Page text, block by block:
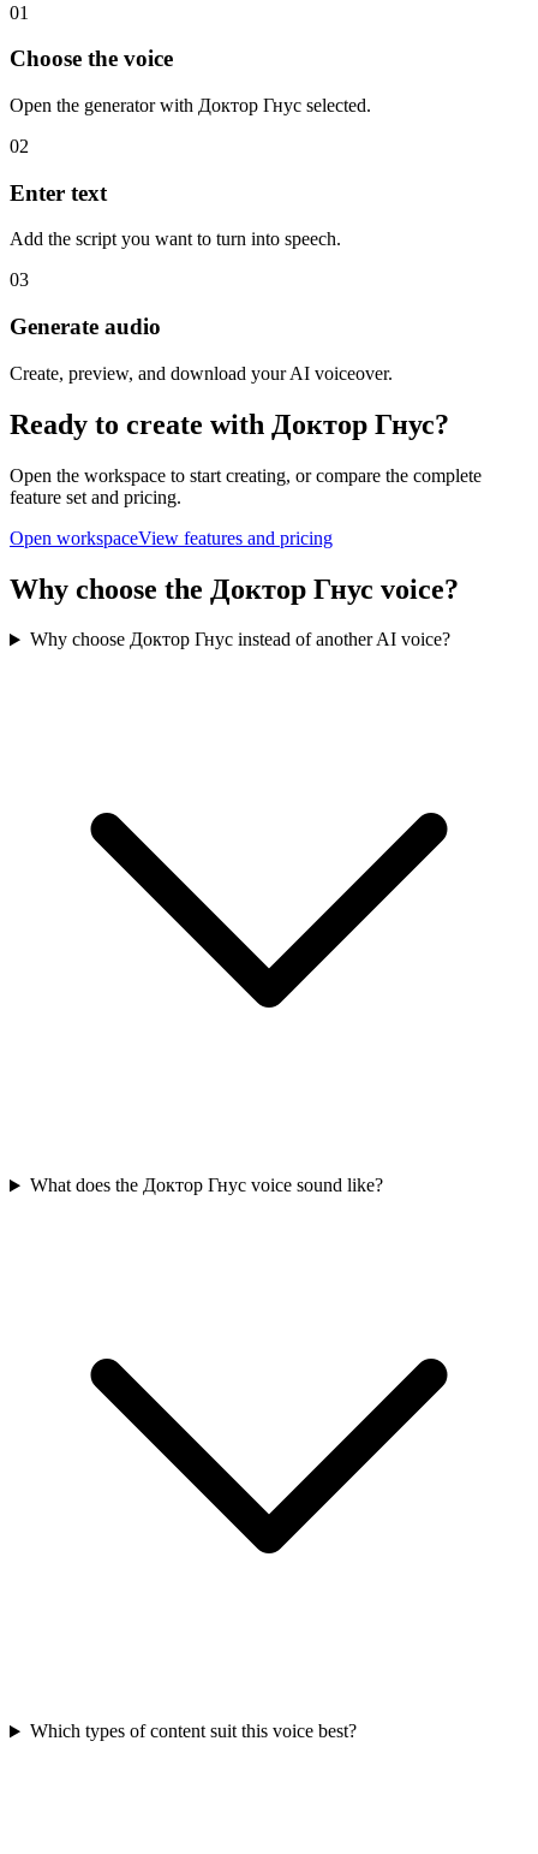
01
Choose the voice
Open the generator with Доктор Гнус selected.
02
Enter text
Add the script you want to turn into speech.
03
Generate audio
Create, preview, and download your AI voiceover.
Ready to create with Доктор Гнус?
Open the workspace to start creating, or compare the complete
feature set and pricing.
Open workspaceView features and pricing
Why choose the Доктор Гнус voice?
Why choose Доктор Гнус instead of another AI voice?
What does the Доктор Гнус voice sound like?
Which types of content suit this voice best?